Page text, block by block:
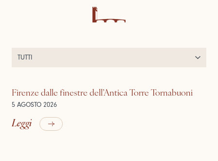
Firenze dalle finestre dell’Antica Torre Tornabuoni
5 AGOSTO 2026
Leggi